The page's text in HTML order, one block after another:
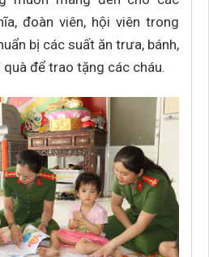
đoàn viên, hội viên trong
bị các suất ăn trưa, bánh,
để trao tặng các cháu.